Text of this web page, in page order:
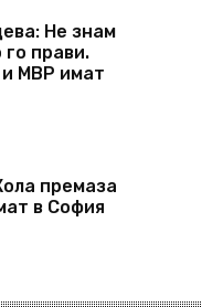
Не знам
прави.
МВР имат
премаза
в София